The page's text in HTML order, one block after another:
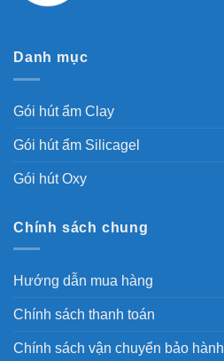
Danh mục
Gói hút ẩm Clay
Gói hút ẩm Silicagel
Gói hút Oxy
Chính sách chung
Hướng dẫn mua hàng
Chính sách thanh toán
Chính sách vận chuyển bảo hành